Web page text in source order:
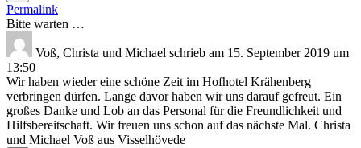
Metabox
ein-/ausblenden.
Permalink
Bitte warten …
Voß, Christa und Michael schrieb am 15. September 2019 um
13:50
Wir haben wieder eine schöne Zeit im Hofhotel Krähenberg
verbringen dürfen. Lange davor haben wir uns darauf gefreut. Ein
großes Danke und Lob an das Personal für die Freundlichkeit und
Hilfsbereitschaft. Wir freuen uns schon auf das nächste Mal. Christa
und Michael Voß aus Visselhövede